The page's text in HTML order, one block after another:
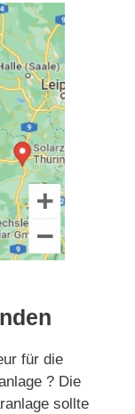
für die
? Die
sollte